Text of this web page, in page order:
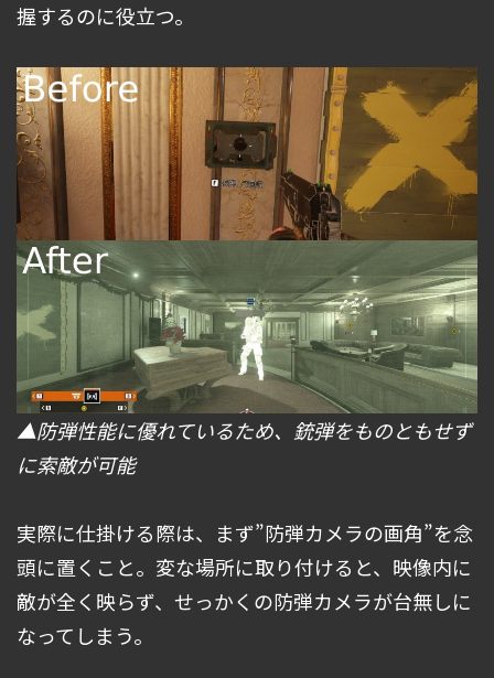
握するのに役立つ。
▲防弾性能に優れているため、銃弾をものともせず
に索敵が可能
実際に仕掛ける際は、まず”防弾カメラの画角”を念
頭に置くこと。変な場所に取り付けると、映像内に
敵が全く映らず、せっかくの防弾カメラが台無しに
なってしまう。